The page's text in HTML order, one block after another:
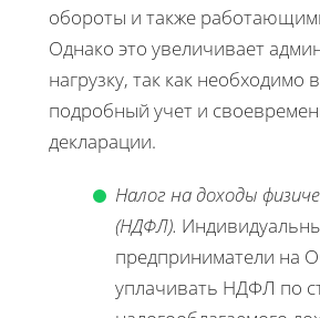
обороты и также
Однако это увеличивает
нагрузку, так как необходимо
подробный учет и
декларации.
Налог на доходы
(НДФЛ).
предприниматели на
уплачивать НДФЛ по